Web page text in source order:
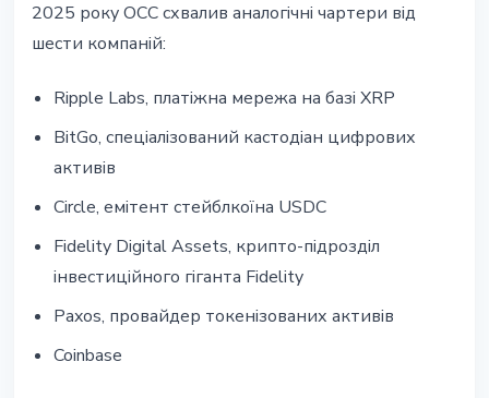
2025 року OCC схвалив аналогічні чартери від
шести компаній:
Ripple Labs, платіжна мережа на базі XRP
BitGo, спеціалізований кастодіан цифрових
активів
Circle, емітент стейблкоїна USDC
Fidelity Digital Assets, крипто-підрозділ
інвестиційного гіганта Fidelity
Paxos, провайдер токенізованих активів
Coinbase